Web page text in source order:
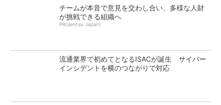
チームが本音で意見を交わし合い、多様な人財
が挑戦できる組織へ
PR(dentsu Japan)
流通業界で初めてとなるISACが誕生 サイバー
インシデントを横のつながりで対応